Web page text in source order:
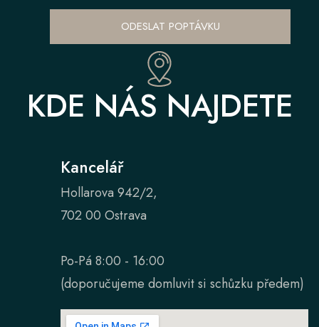
ODESLAT POPTÁVKU
KDE NÁS NAJDETE
Kancelář
Hollarova 942/2,
702 00 Ostrava
Po-Pá 8:00 - 16:00
(doporučujeme domluvit si schůzku předem)